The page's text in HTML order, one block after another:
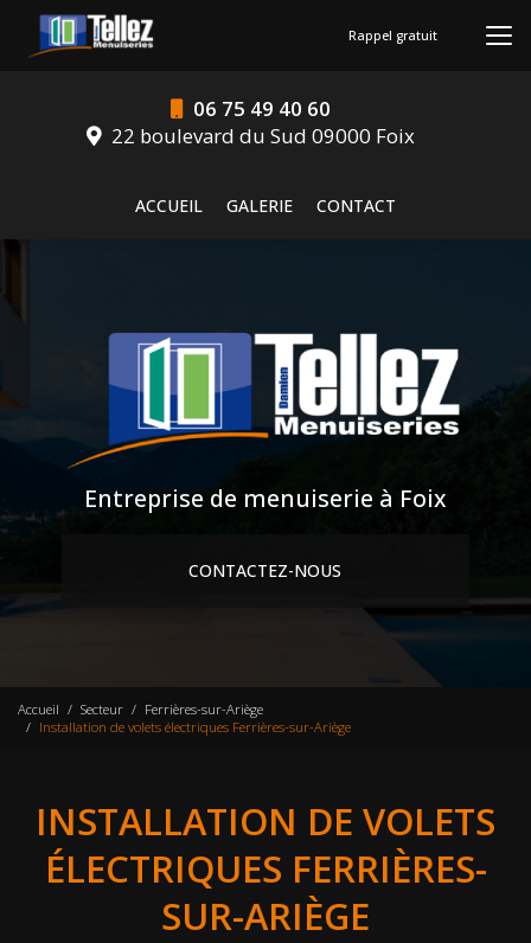
contenu
06 75 49 40 60
22 boulevard du Sud 09000 Foix
ACCUEIL
GALERIE CONTACT
Rappel gratuit
Entreprise de menuiserie à Foix
CONTACTEZ-NOUS
Accueil Secteur
Ferrières-sur-Ariège
Installation de volets électriques Ferrières-sur-Ariège
INSTALLATION DE VOLETS
ÉLECTRIQUES FERRIÈRES-
SUR-ARIÈGE